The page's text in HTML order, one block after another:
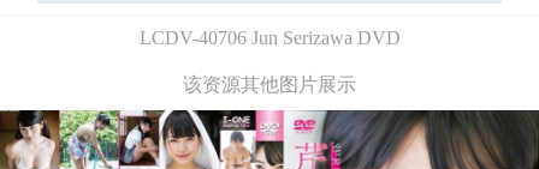
LCDV-40706 Jun Serizawa DVD
该资源其他图片展示